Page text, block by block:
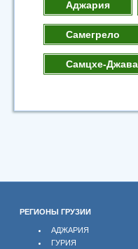
Аджария
Самегрело
Самцхе-
РЕГИОНЫ ГРУЗИИ
АДЖАРИЯ
ГУРИЯ